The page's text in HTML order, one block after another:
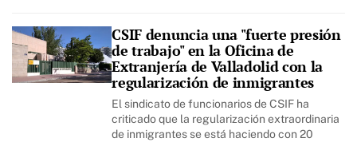
CSIF denuncia una "fuerte presión
de trabajo" en la Oficina de
Extranjería de Valladolid con la
regularización de inmigrantes
El sindicato de funcionarios de CSIF ha
criticado que la regularización extraordinaria
de inmigrantes se está haciendo con 20